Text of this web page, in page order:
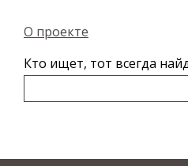
О проекте
Кто ищет, тот всегда